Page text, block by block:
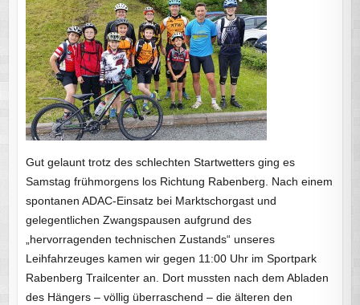
Gut gelaunt trotz des schlechten Startwetters ging es
Samstag frühmorgens los Richtung Rabenberg. Nach einem
spontanen ADAC-Einsatz bei Marktschorgast und
gelegentlichen Zwangspausen aufgrund des
„hervorragenden technischen Zustands“ unseres
Leihfahrzeuges kamen wir gegen 11:00 Uhr im Sportpark
Rabenberg Trailcenter an. Dort mussten nach dem Abladen
des Hängers – völlig überraschend – die älteren den